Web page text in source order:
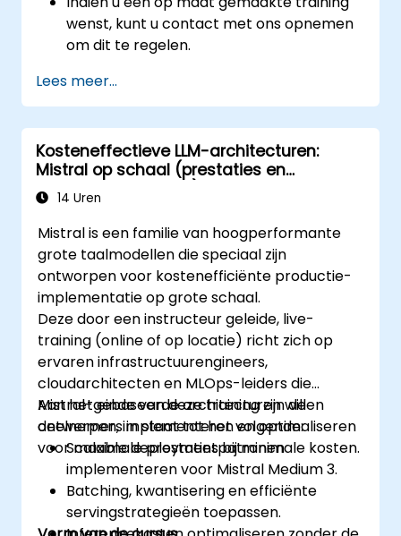
wenst, kunt u contact met ons opnemen
om dit te regelen.
Lees meer...
Kosteneffectieve LLM-architecturen:
Mistral op schaal (prestaties en
kostenoptimalisatie)
14 Uren
Mistral is een familie van hoogperformante
grote taalmodellen die speciaal zijn
ontworpen voor kostenefficiënte productie-
implementatie op grote schaal.
Deze door een instructeur geleide, live-
training (online of op locatie) richt zich op
ervaren infrastructuurengineers,
cloudarchitecten en MLOps-leiders die
Mistral-gebaseerde architecturen willen
ontwerpen, implementeren en optimaliseren
voor maximale prestaties bij minimale kosten.
Aan het einde van deze training zijn de
deelnemers in staat tot het volgende:
Scalable deploymentpatronen
implementeren voor Mistral Medium 3.
Batching, kwantisering en efficiënte
servingstrategieën toepassen.